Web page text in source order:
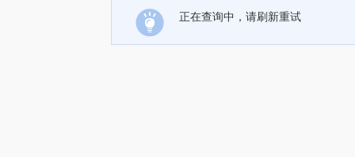
正在查询中，请刷新重试